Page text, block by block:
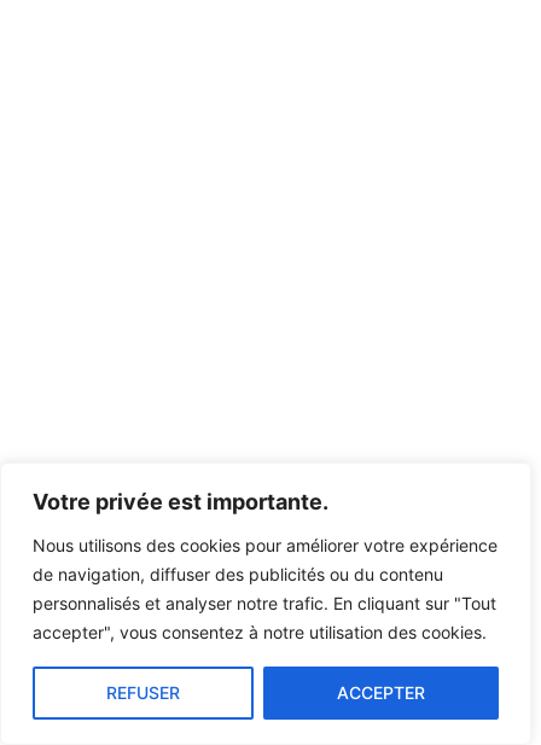
Votre privée est importante.
Nous utilisons des cookies pour améliorer votre expérience
de navigation, diffuser des publicités ou du contenu
personnalisés et analyser notre trafic. En cliquant sur "Tout
accepter", vous consentez à notre utilisation des cookies.
REFUSER ACCEPTER